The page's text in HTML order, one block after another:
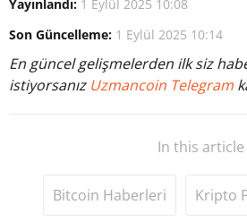
Yayınlandı: 1 Eylül 2025 10:08
Son Güncelleme: 1 Eylül 2025 10:14
En güncel gelişmelerden ilk siz
istiyorsanız Uzmancoin Telegram
In this article
Bitcoin Haberleri Kripto